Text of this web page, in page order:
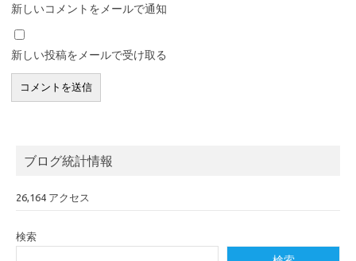
新しいコメントをメールで通知
新しい投稿をメールで受け取る
ブログ統計情報
26,164 アクセス
検索